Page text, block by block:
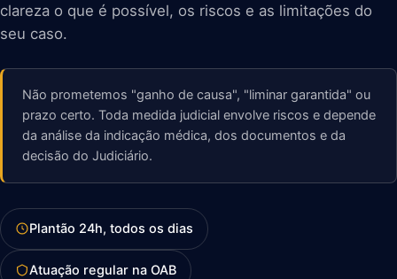
clareza o que é possível, os riscos e as limitações do
seu caso.
Não prometemos "ganho de causa", "liminar garantida" ou
prazo certo. Toda medida judicial envolve riscos e depende
da análise da indicação médica, dos documentos e da
decisão do Judiciário.
Plantão 24h, todos os dias
Atuação regular na OAB